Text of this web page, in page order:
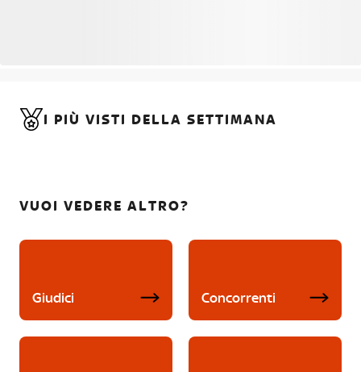
I PIÙ VISTI DELLA SETTIMANA
VUOI VEDERE ALTRO?
Giudici Concorrenti